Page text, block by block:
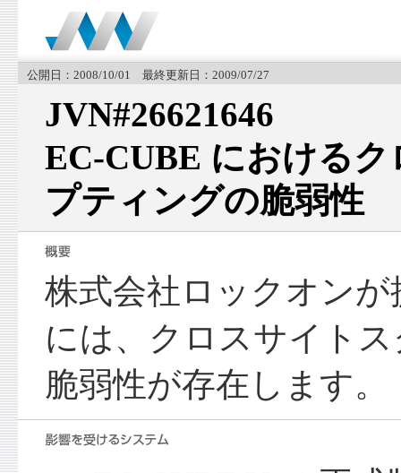
公開日：2008/10/01 最終更新日：2009/07/27
JVN#26621646
EC-CUBE における
プティングの脆弱性
株式会社ロックオンが
には、クロスサイト
脆弱性が存在します。